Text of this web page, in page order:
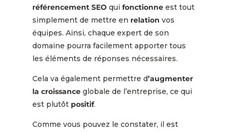
référencement SEOqui fonctionneest tout
simplement de mettre en relation vos
équipes. Ainsi, chaque expert de son
domaine pourra facilement apporter tous
les éléments de réponses nécessaires.
Cela va également permettre d’augmenter
la croissanceglobale de l’entreprise, ce qui
est plutôt positif.
Comme vous pouvez le constater, il est